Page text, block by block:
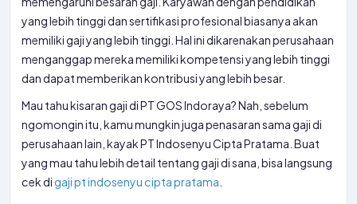
yang lebih tinggi dan sertifikasi profesional biasanya akan
memiliki gaji yang lebih tinggi. Hal ini dikarenakan perusahaan
menganggap mereka memiliki kompetensi yang lebih tinggi
dan dapat memberikan kontribusi yang lebih besar.
Mau tahu kisaran gaji di PT GOS Indoraya? Nah, sebelum
ngomongin itu, kamu mungkin juga penasaran sama gaji di
perusahaan lain, kayak PT Indosenyu Cipta Pratama. Buat
yang mau tahu lebih detail tentang gaji di sana, bisa langsung
cek di gaji pt indosenyu cipta pratama